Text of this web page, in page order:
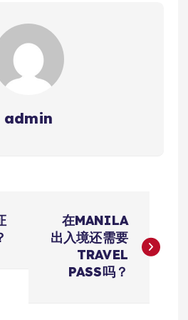
admin
在MANILA
出入境还需要
TRAVEL
PASS吗？